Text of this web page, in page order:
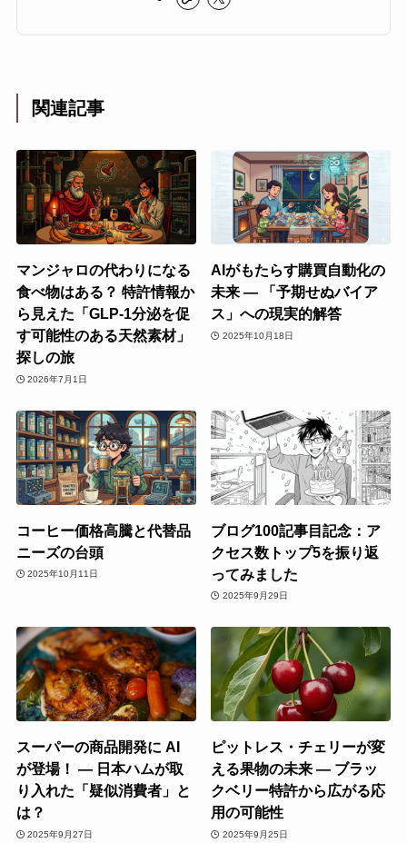
関連記事
マンジャロの代わりになる
食べ物はある？ 特許情報か
ら見えた「GLP-1分泌を促
す可能性のある天然素材」
探しの旅
2026年7月1日
AIがもたらす購買自動化の
未来 ― 「予期せぬバイア
ス」への現実的解答
2025年10月18日
コーヒー価格高騰と代替品
ニーズの台頭
2025年10月11日
ブログ100記事目記念：ア
クセス数トップ5を振り返
ってみました
2025年9月29日
スーパーの商品開発に AI
が登場！ ― 日本ハムが取
り入れた「疑似消費者」と
は？
2025年9月27日
ピットレス・チェリーが変
える果物の未来 ― ブラッ
クベリー特許から広がる応
用の可能性
2025年9月25日